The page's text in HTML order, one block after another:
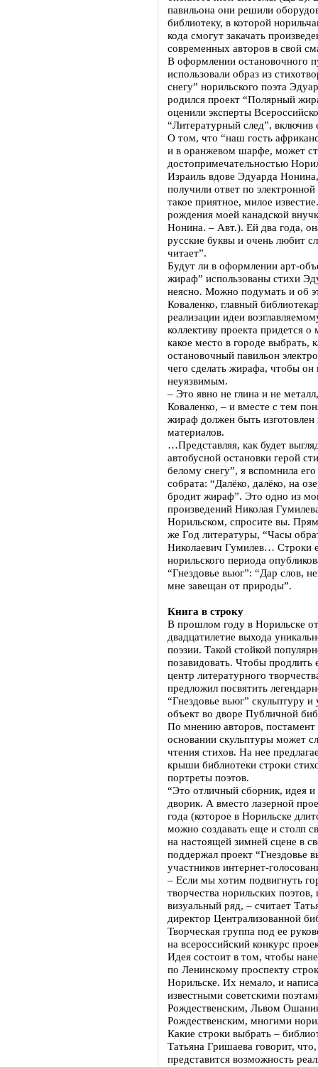
павильона они решили
библиотеку, в которой
кода смогут закачать
современных авторов в свой
В оформлении остановочного
использовали образ из
снегу” норильского поэта
родился проект “Полярный
оценили эксперты
“Литературный след”, включив
О том, что “наш гость
и в оранжевом шарфе, может
достопримечательностью
Израиль вдове Эдуарда
получили ответ по
такое приятное, милое
рождения моей канадской
Нонина. – Авт.). Ей два года,
русские буквы и очень любит
читает”.
Будут ли в оформлении арт-
жираф” использованы стихи
неясно. Можно подумать и об
Коваленко, главный
реализации идеи
коллективу проекта придется
какое место в городе выбрать,
остановочный павильон
чего сделать жирафа, чтобы
неуязвимым.
– Это явно не глина и не
Коваленко, – и вместе с тем
жираф должен быть изготовлен
материалов.
…Представляя, как будет
автобусной остановки герой
белому снегу”, я вспомнила
собрата: “Далёко, далёко, на
бродит жираф”. Это одно из
произведений Николая
Норильском, спросите вы.
же Год литературы, “Часы
Николаевич Гумилев… Строки
норильского периода
“Гнездовье вьюг”: “Дар слов,
мне завещан от природы”.
Книга в строку
В прошлом году в Норильске
двадцатилетие выхода
поэзии. Такой стойкой
позавидовать. Чтобы продлить
центр литературного
предложил посвятить
“Гнездовье вьюг” скульптуру и
объект во дворе Публичной
По мнению авторов, постамент
основании скульптуры может
чтения стихов. На нее
крыши библиотеки строки
портреты поэтов.
“Это отличный сборник, идея
дворик. А вместо лазерной
года (которое в Норильске
можно создавать еще и столп
на настоящей зимней сцене в
поддержал проект “Гнездовье
участников интернет-
– Если мы хотим подвигнуть
творчества норильских
визуальный ряд, – считает
директор Централизованной
Творческая группа под ее
на всероссийский конкурс
Идея состоит в том, чтобы
по Ленинскому проспекту
Норильске. Их немало, и
известными советскими
Рождественским, Львом
Рождественским, многими
Какие строки выбрать –
Татьяна Гришаева говорит, что,
представится возможность